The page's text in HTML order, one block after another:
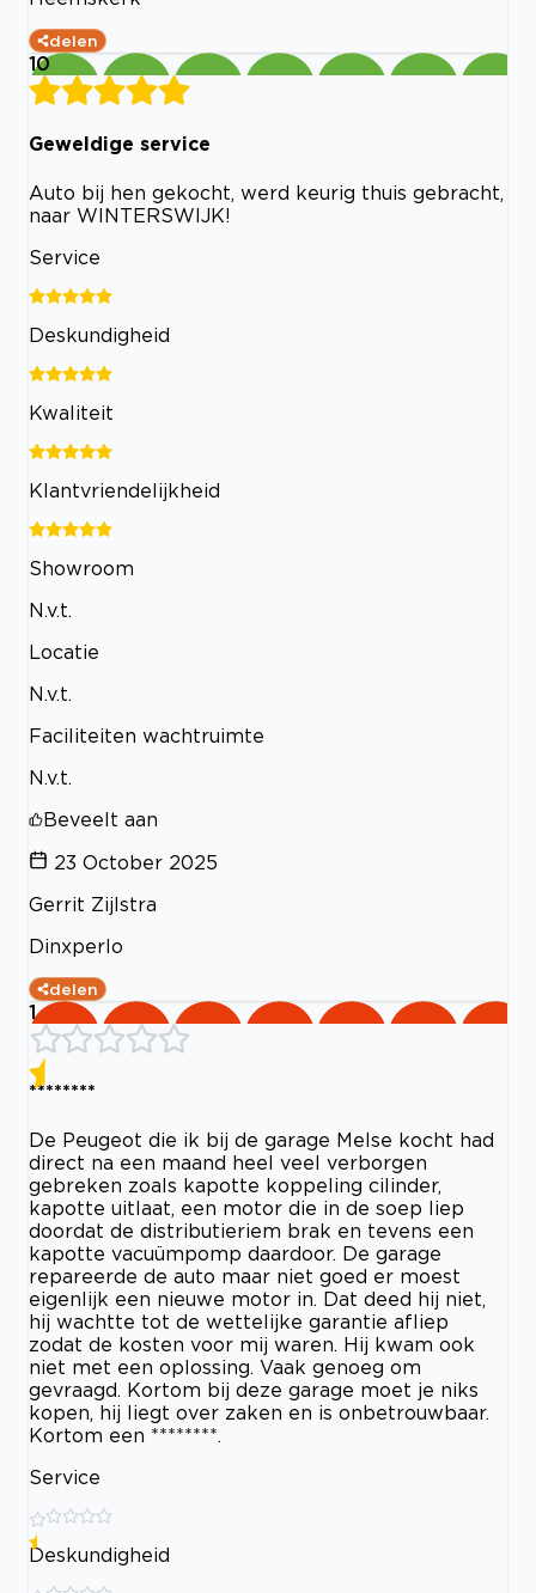
delen
10
Geweldige service
Auto bij hen gekocht, werd keurig thuis gebracht,
naar WINTERSWIJK!
Service
Deskundigheid
Kwaliteit
Klantvriendelijkheid
Showroom
N.v.t.
Locatie
N.v.t.
Faciliteiten wachtruimte
N.v.t.
Beveelt aan
23 October 2025
Gerrit Zijlstra
Dinxperlo
delen
1
********
De Peugeot die ik bij de garage Melse kocht had
direct na een maand heel veel verborgen
gebreken zoals kapotte koppeling cilinder,
kapotte uitlaat, een motor die in de soep liep
doordat de distributieriem brak en tevens een
kapotte vacuümpomp daardoor. De garage
repareerde de auto maar niet goed er moest
eigenlijk een nieuwe motor in. Dat deed hij niet,
hij wachtte tot de wettelijke garantie afliep
zodat de kosten voor mij waren. Hij kwam ook
niet met een oplossing. Vaak genoeg om
gevraagd. Kortom bij deze garage moet je niks
kopen, hij liegt over zaken en is onbetrouwbaar.
Kortom een ********.
Service
Deskundigheid